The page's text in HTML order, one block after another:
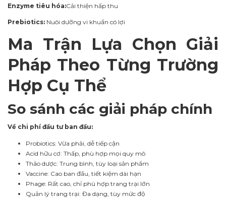
Enzyme tiêu hóa:Cải thiện hấp thu
Prebiotics: Nuôi dưỡng vi khuẩn có lợi
Ma Trận Lựa Chọn Giải
Pháp Theo Từng Trường
Hợp Cụ Thể
So sánh các giải pháp chính
Về chi phí đầu tư ban đầu:
Probiotics: Vừa phải, dễ tiếp cận
Acid hữu cơ: Thấp, phù hợp mọi quy mô
Thảo dược: Trung bình, tùy loại sản phẩm
Vaccine: Cao ban đầu, tiết kiệm dài hạn
Phage: Rất cao, chỉ phù hợp trang trại lớn
Quản lý trang trại: Đa dạng, tùy mức độ